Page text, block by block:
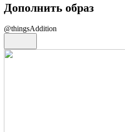
Дополнить образ
@thingsAddition